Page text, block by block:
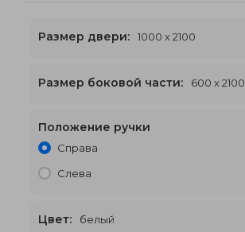
2200 x 2100€622
Размер двери: 1000 x 2100
Размер боковой части: 600 x 2100
Положение ручки
Справа
Слева
Цвет: белый